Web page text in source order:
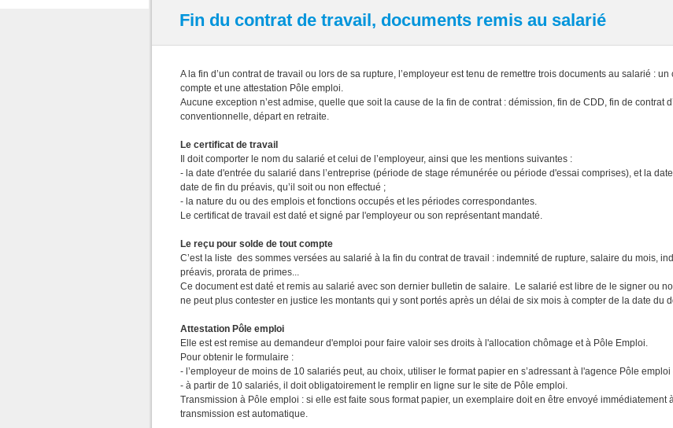
Fin du contrat de travail, documents remis au salarié
A la fin d’un contrat de travail ou lors de sa rupture, l’employeur est tenu de remettre trois documents au salarié :
compte et une attestation Pôle emploi.
Aucune exception n’est admise, quelle que soit la cause de la fin de contrat : démission, fin de CDD, fin de contrat
conventionnelle, départ en retraite.
Le certificat de travail
Il doit comporter le nom du salarié et celui de l’employeur, ainsi que les mentions suivantes :
- la date d'entrée du salarié dans l’entreprise (période de stage rémunérée ou période d'essai comprises), et la
date de fin du préavis, qu’il soit ou non effectué ;
- la nature du ou des emplois et fonctions occupés et les périodes correspondantes.
Le certificat de travail est daté et signé par l'employeur ou son représentant mandaté.
Le reçu pour solde de tout compte
C’est la liste des sommes versées au salarié à la fin du contrat de travail : indemnité de rupture, salaire du mois,
préavis, prorata de primes...
Ce document est daté et remis au salarié avec son dernier bulletin de salaire. Le salarié est libre de le signer ou
ne peut plus contester en justice les montants qui y sont portés après un délai de six mois à compter de la date du
Attestation Pôle emploi
Elle est est remise au demandeur d'emploi pour faire valoir ses droits à l'allocation chômage et à Pôle Emploi.
Pour obtenir le formulaire :
- l’employeur de moins de 10 salariés peut, au choix, utiliser le format papier en s’adressant à l'agence Pôle
- à partir de 10 salariés, il doit obligatoirement le remplir en ligne sur le site de Pôle emploi.
Transmission à Pôle emploi : si elle est faite sous format papier, un exemplaire doit en être envoyé
transmission est automatique.